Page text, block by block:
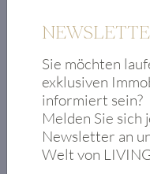
Sie möchten
exklusiven
informiert sein?
Melden Sie sich
Newsletter an
Welt von